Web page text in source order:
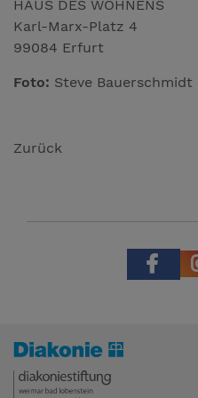
HAUS DES WOHNENS
Karl-Marx-Platz 4
99084 Erfurt
Foto: Steve Bauerschmidt
Zurück